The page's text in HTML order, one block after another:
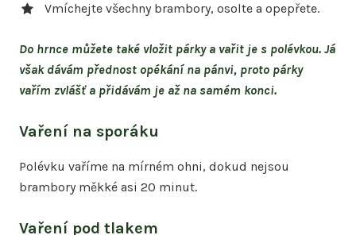
Vmíchejte všechny brambory, osolte a opepřete.
Do hrnce můžete také vložit párky a vařit je s polévkou. Já
však dávám přednost opékání na pánvi, proto párky
vařím zvlášť a přidávám je až na samém konci.
Vaření na sporáku
Polévku vaříme na mírném ohni, dokud nejsou
brambory měkké asi 20 minut.
Vaření pod tlakem